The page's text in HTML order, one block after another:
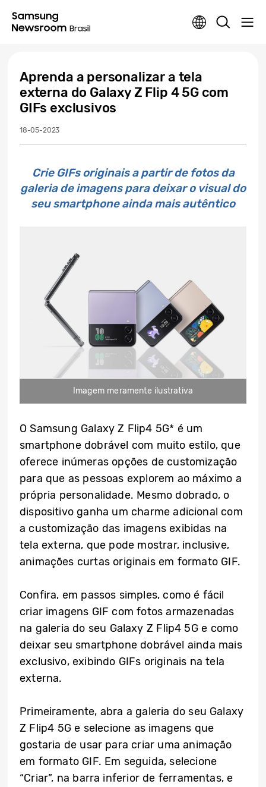
Aprenda a personalizar a tela
externa do Galaxy Z Flip 4 5G com
GIFs exclusivos
18-05-2023
Crie GIFs originais a partir de fotos da
galeria de imagens para deixar o visual do
seu smartphone ainda mais autêntico
Imagem meramente ilustrativa
O Samsung Galaxy Z Flip4 5G* é um
smartphone dobrável com muito estilo, que
oferece inúmeras opções de customização
para que as pessoas explorem ao máximo a
própria personalidade. Mesmo dobrado, o
dispositivo ganha um charme adicional com
a customização das imagens exibidas na
tela externa, que pode mostrar, inclusive,
animações curtas originais em formato GIF.
Confira, em passos simples, como é fácil
criar imagens GIF com fotos armazenadas
na galeria do seu Galaxy Z Flip4 5G e como
deixar seu smartphone dobrável ainda mais
exclusivo, exibindo GIFs originais na tela
externa.
Primeiramente, abra a galeria do seu Galaxy
Z Flip4 5G e selecione as imagens que
gostaria de usar para criar uma animação
em formato GIF. Em seguida, selecione
“Criar”, na barra inferior de ferramentas, e